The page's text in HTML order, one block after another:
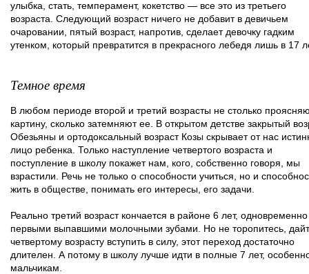
улыбка, стать, темперамент, кокетство — все это из третьего
возраста. Следующий возраст ничего не добавит в девичьем
очаровании, пятый возраст, напротив, сделает девочку гадким
утенком, который превратится в прекрасного лебедя лишь в 17
Темное время
В любом периоде второй и третий возрасты не столько
картину, сколько затемняют ее. В открытом детстве закрытый
Обезьяны и ортодоксальный возраст Козы скрывает от нас
лицо ребенка. Только наступление четвертого возраста и
поступление в школу покажет нам, кого, собственно говоря, мы
взрастили. Речь не только о способности учиться, но и
жить в обществе, понимать его интересы, его задачи.
Реально третий возраст кончается в районе 6 лет, одновременно
первыми выпавшими молочными зубами. Но не торопитесь,
четвертому возрасту вступить в силу, этот переход достаточно
длителен. А потому в школу лучше идти в полные 7 лет,
мальчикам.